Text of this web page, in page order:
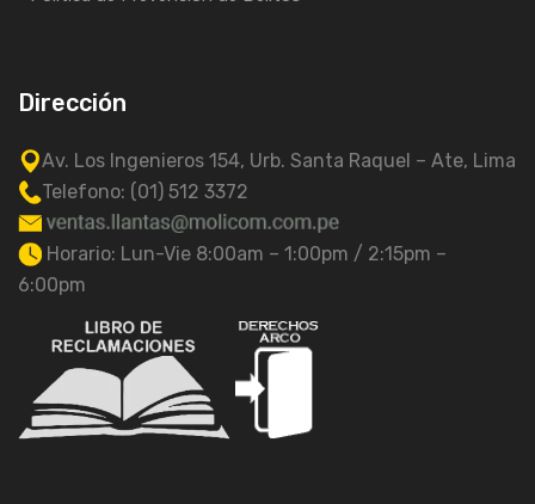
Dirección
Av. Los Ingenieros 154, Urb. Santa Raquel – Ate, Lima
Telefono: (01) 512 3372
Horario: Lun-Vie 8:00am – 1:00pm / 2:15pm –
6:00pm